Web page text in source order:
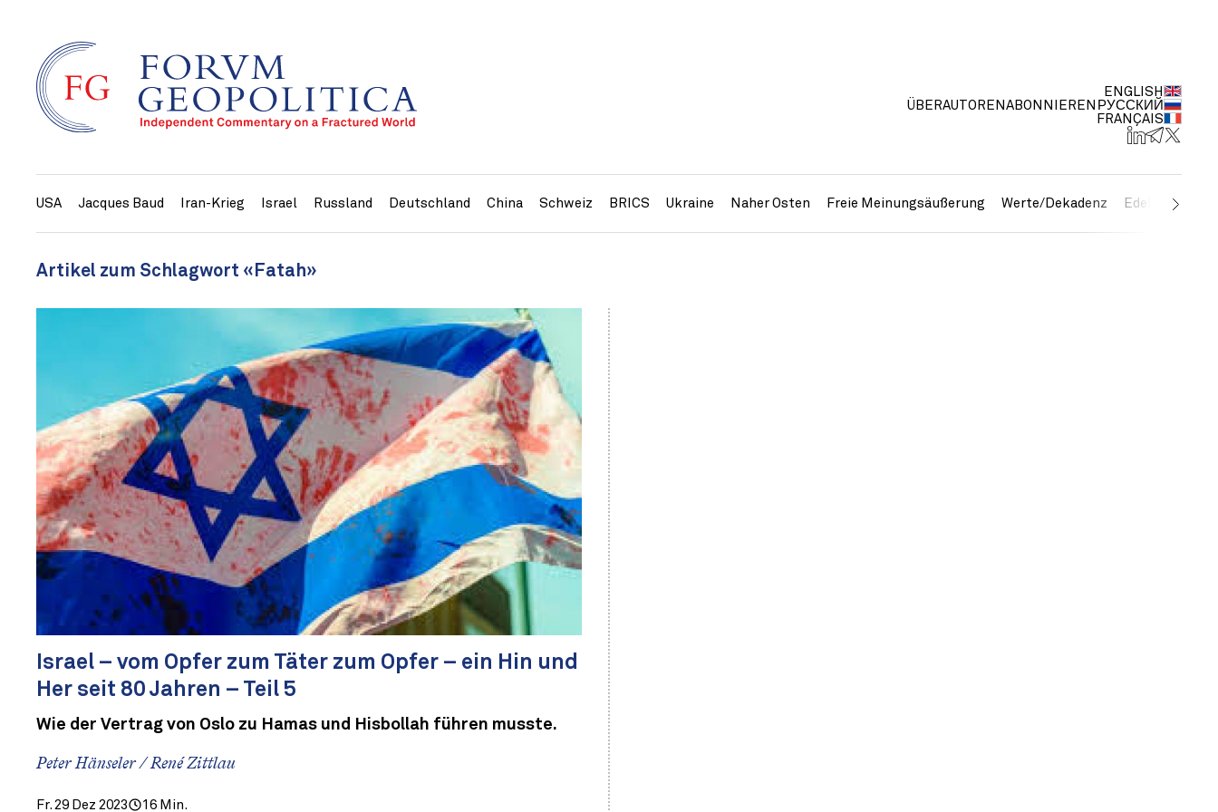
ÜBERAUTOREN ABONNIEREN
ENGLISH
РУССКИЙ
FRANÇAIS
USA Jacques Baud Iran-Krieg Israel Russland Deutschland China Schweiz BRICS Ukraine Naher Osten Freie Meinungsäußerung Werte/Dekadenz Edelmetalle
Artikel zum Schlagwort «Fatah»
Israel – vom Opfer zum Täter zum Opfer – ein Hin und
Her seit 80 Jahren – Teil 5
Wie der Vertrag von Oslo zu Hamas und Hisbollah führen musste.
Peter Hänseler / René Zittlau
Fr. 29 Dez 2023 16 Min.